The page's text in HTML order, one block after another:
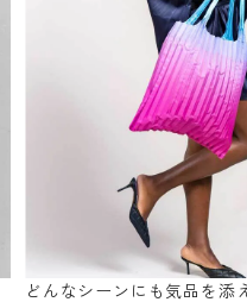
どんなシーンにも気品を添